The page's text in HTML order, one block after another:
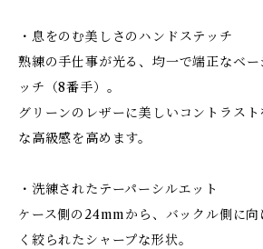
・息をのむ美しさのハンドステッチ
熟練の手仕事が光る、均一で端正なベ
ッチ（8番手）。
グリーンのレザーに美しいコントラス
な高級感を高めます。
・洗練されたテーパーシルエット
ケース側の24mmから、バックル側に
く絞られたシャープな形状。